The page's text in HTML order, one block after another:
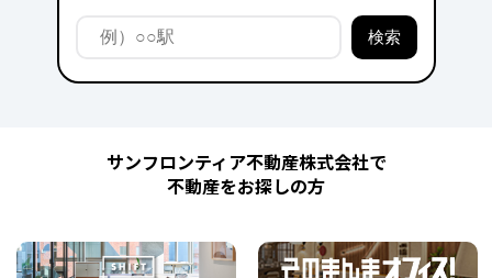
サンフロンティア不動産株式会社で
不動産をお探しの方